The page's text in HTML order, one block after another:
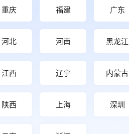
重庆 福建 广东
河北 河南 黑龙江
江西 辽宁 内蒙古
陕西 上海 深圳